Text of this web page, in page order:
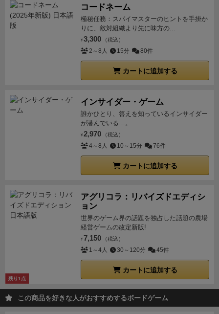
せん。
・ヒートカードは無意味なカードで手札に
入らない方がよいのですが，無理な運転をすると手札
てはあとで説明します。
■10 （プレイヤーボードを
３つあります。真ん中はエンジンでヒートカードが６
18枚をシャッフルしてエンジンの左に伏せ，山札とし
・ゲームの最初のラウンドの初めに山札か
ら7枚引いて手札とします。
札から自分の前にカードを出します。出す枚数はギア
の位置（１～４）と同じです。・このあと車を進
・使い終わったカードはプレイヤーボー
ド右側のゴミ箱（捨て札置き場）に表向きに置きま
置くことができます。・手番の最後に手札が７枚
になるように山札から補充します。
くときに山札が不足していたら捨て札の山をシャッフ
ルして山札とします。・山札と捨て札の間でカー
ドが循環するわけで，この２つを合わせて自分のデッ
キと呼びます。エンジンはデッキの外にあります。
■11 ステップ２（必須） ：カードを出す・手札
から現在のギアの位置と同じ枚数のカードを伏せて出
します。・厳密に同じ枚数です。・このとき
ヒートカードを出すことはできません。 ■12 ステッ
いて、めちゃくちゃ優秀です。毎ターンたった1枚カ
ードを引くだけで全てのNPCを操作することができ、
導入は非常に簡単。にもかかわらずNPC車の動作が絶
妙で、程よく手強いNPCを演出してくれます。この方
法を考えた人は天才だと思いますね。
台入れれば何台かは上位争いに食い込んでくる印象
です。 「チャンピオンシップルール」3、4連戦して、
シーズンチャンピオンを決めるルールです。「ガレー
ジモジュール」の改良カードを引き継げる他、使い捨
ての強力な「スポンサーシップカード」が貰えるよう
になります。スポンサーシップカードは「トップスピ
ード15以上出す」や「特定のコーナーの制限速度を2
以上オーバーする」などの、スポンサーが要望する
いようなプレイにチャレンジするようになります。同
じメンバーで継続して遊べる環境が必要なのでなかな
かプレイ機会は少ないかもですが、カードを引き継ぎ
ながらプレイすると自分の車に愛着が湧きますし、目
の前の試合を諦めて次のレースに強いカードを残す、
みたいな連戦特有の駆け引きも生まれるため、メンバ
ーが揃うならチャレンジすると面白いと思います。
常に良いゲームでした。レースのフレイバーがうまく
周4.2km）のポールポジションタイムを比較すると、
ヨッヘン・リントが駆るロータス72は10年で15秒もタ
イムを縮めたという。僅か4.2kmのコースで15秒も速
くなったということになる。上記から考えると「ヒー
ト」のイラストに描かれているレーシングカーは、葉
巻型のミッドシップマシンに見えるので1960年代が舞
ート」はF1とは関係ないぞ。
調べれば調べるほどF1の
歴史とレーシングカーの変遷は興味深いのだが、舞台
設定も分かったので今回はここまでとさせていただ
く。なお私は車には疎いので、以下のサイトを信用し
てまとめさせていただいた。非常に良い記事なので興
味ある方は続きもどうぞ。【F1のザックリ70年史】金
ではなく名誉のために。ビジネス化する前のF1（1950
ようやく舞台背景も分かったので、ボードゲーム「ヒ
ート」の魅力ついて語っていこう。
1〜6人に対応したカーレースゲームである。コース
アメリカ、フランス、イギリス
類。なおコースは架空のものと思われる。規定の周回
ゲームはラウンド単位で進行す
る。各ラウンドではプレイヤーは４つのステップを必
らにこちらはGeekのベスト人数が5~6人となっている
ため、単純に人数に比例してダウンタイムが長くなっ
ている。たしかに５〜６位にボーナスが入ることやス
リップストリームが起こりやすいという意味で必要な
のもわかるし、実質６人で遊んで面白かったが、正直
レースゲームで、５〜６人プレイで３〜４時間かかる
のが気にはなった（とはいえ、待っている間、暇すぎ
というわけではないが、さすがに６人プレイでは気に
なる）。※ちなみにフラムルージュは最大４人までだ
った（拡張入れれば増えたけど）
りながら思うと、個人的には、２〜３周せずに１周減
らして、１〜２周でやっても、そこまでプレイ感は変
わらない気はする（アベカエサルみたいにピットイン
いため）ので、フラムルージュのように１周（という
かゴールして終わり）とかにして短時間でスパッと終
わる方がプレイ時間と満足度的にちょうどよいのでは
ないかと思った。
2022/2/25追記：未プレイだが、
NPCとして追加するルールもあるらしく、これを入れ
できるので、よさそうだと感じた。さすがに人間６人
でやったほうが読み合いとかドラマとかありそうでは
あるが、ダウンタイム短縮につながるということをふ
まえれば、十分なありなルールだと思う。そして、も
コードネーム
極秘任務：スパイマスターのヒントを手掛か
りに、敵対組織より先に味方の...
¥ 3,300 （税込）
2～8人 15分 80件
カートに追加する
インサイダー・ゲーム
誰かひとり、答えを知っているインサイダー
が潜んでいる…。
¥ 2,970 （税込）
4～8人 10～15分 76件
カートに追加する
残り1点
アグリコラ：リバイズドエディシ
ョン
世界のゲーム界の話題を独占した話題の農場
経営ゲームの改定新版!
¥ 7,150 （税込）
1～4人 30～120分 45件
カートに追加する
この商品を好きな人がおすすめするボードゲーム